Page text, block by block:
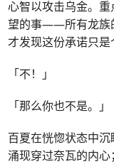
心智以攻击乌金。
望的事——所有龙族
才发现这份承诺只是
「不！」
「那么你也不是。」
百夏在恍惚状态中
涌现穿过奈瓦的内